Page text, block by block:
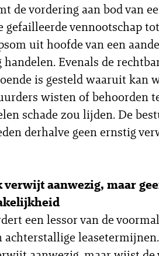
de vordering aan bod van
gefailleerde vennootschap
uit hoofde van een
Evenals de
is gesteld waaruit kan
wisten of behoorden
schade zou lijden. De
derhalve geen ernstig
aanwezig, maar
een lessor van de
achterstallige